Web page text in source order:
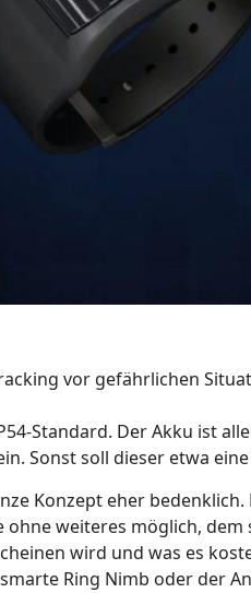
vor gefährlichen
Standard. Der Akku ist
Sonst soll dieser etwa
Konzept eher
weiteres möglich,
wird und was es
Ring Nimb oder der